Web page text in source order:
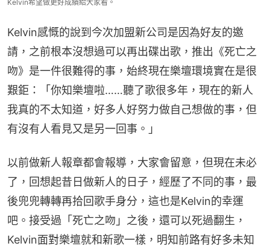
Kelvin希望做更好成績給大家看。
Kelvin感慨的說到今次加盟新公司是因為好友的邀
請，之前根本沒想過可以再出碟出歌，推出《死亡之
吻》是一件很難得的事，始終現在樂壇環境實在是很
艱鉅：「你知樂壇啦……聽了歌很多年，現在的新人
我真的不太知道，好多人好努力做自己想做的事，但
有沒有人看見又是另一回事。」
以前做新人報章都會報導，大家會留意，但現在未必
了，回想起昔日做新人的日子，經歷了不同的事，最
後兜兜轉轉再拾回歌手身分，這也是Kelvin的幸運
吧。接受過「死亡之吻」之後，還可以死過翻生，
Kelvin面對樂壇就和新歌一樣，明知前路有好多未知